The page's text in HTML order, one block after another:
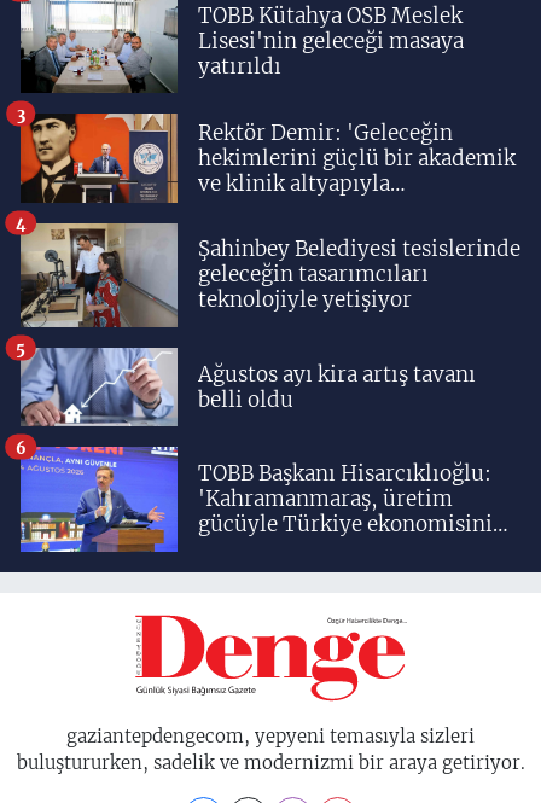
TOBB Kütahya OSB Meslek
Lisesi'nin geleceği masaya
yatırıldı
Rektör Demir: 'Geleceğin
hekimlerini güçlü bir akademik
ve klinik altyapıyla
3
Şahinbey Belediyesi tesislerinde
geleceğin tasarımcıları
teknolojiyle yetişiyor
4
Ağustos ayı kira artış tavanı
belli oldu
5
TOBB Başkanı Hisarcıklıoğlu:
'Kahramanmaraş, üretim
gücüyle Türkiye ekonomisinin
birisidir'
6
gaziantepdengecom, yepyeni temasıyla sizleri
buluştururken, sadelik ve modernizmi bir araya getiriyor.